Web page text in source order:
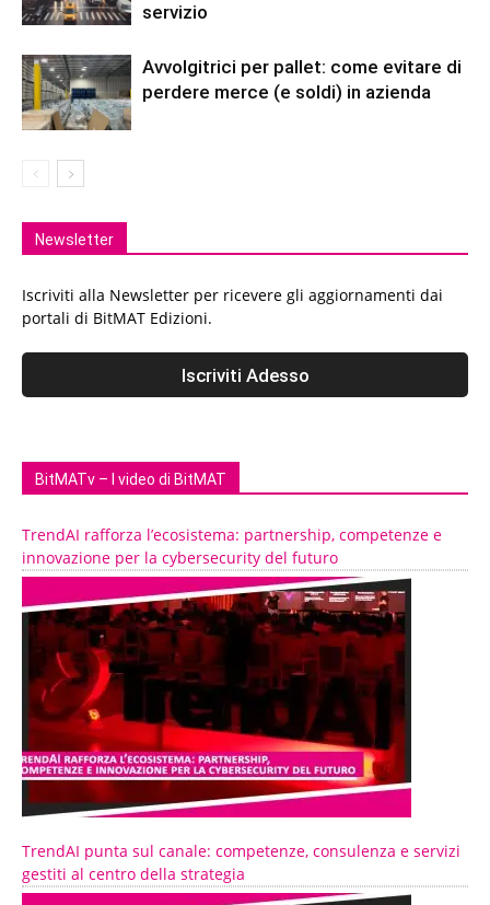
servizio
Avvolgitrici per pallet: come evitare di
perdere merce (e soldi) in azienda
Newsletter
Iscriviti alla Newsletter per ricevere gli aggiornamenti dai
portali di BitMAT Edizioni.
BitMATv – I video di BitMAT
TrendAI rafforza l’ecosistema: partnership, competenze e
innovazione per la cybersecurity del futuro
TrendAI punta sul canale: competenze, consulenza e servizi
gestiti al centro della strategia